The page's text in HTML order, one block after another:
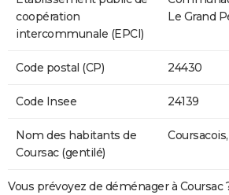
coopération
intercommunale (EPCI)
Le Grand
Code postal (CP) 24430
Code Insee 24139
Nom des habitants de
Coursac (gentilé)
Vous prévoyez de déménager à Coursac